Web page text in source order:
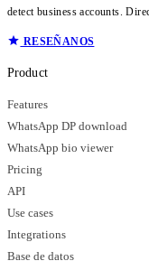
detect business accounts.
RESEÑANOS
Product
Features
WhatsApp DP download
WhatsApp bio viewer
Pricing
API
Use cases
Integrations
Base de datos